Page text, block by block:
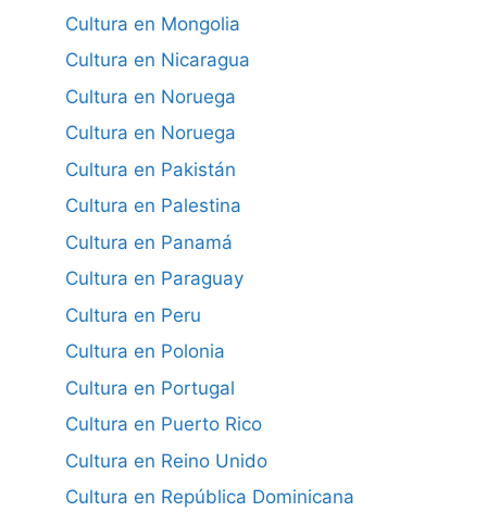
Cultura en Mongolia
Cultura en Nicaragua
Cultura en Noruega
Cultura en Noruega
Cultura en Pakistán
Cultura en Palestina
Cultura en Panamá
Cultura en Paraguay
Cultura en Peru
Cultura en Polonia
Cultura en Portugal
Cultura en Puerto Rico
Cultura en Reino Unido
Cultura en República Dominicana